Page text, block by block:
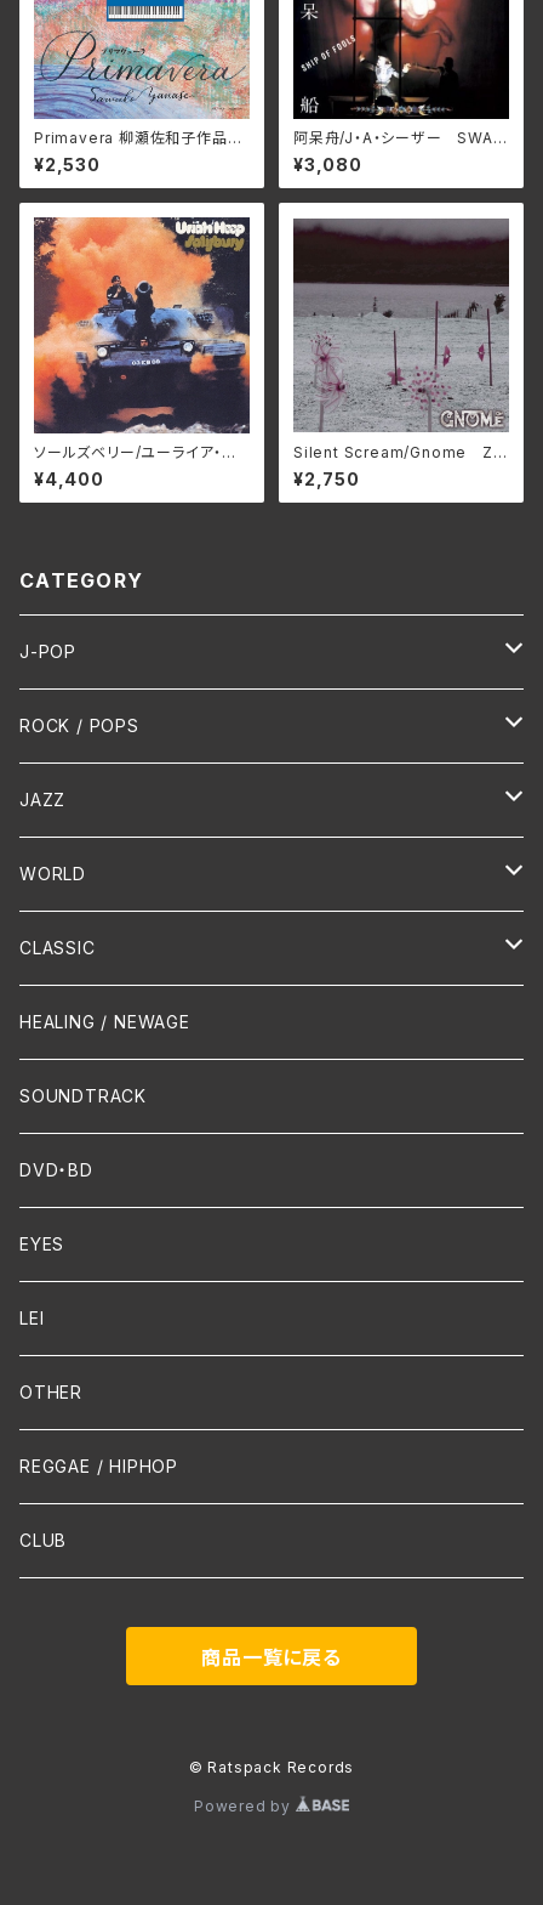
Primavera 柳瀬佐和子作品集/
ユーオーディア・アンサンブル、
蜷川いづみ、工藤美穂、Duo FR
IEDEN MCDN-1171(仕様:C
¥2,530
阿呆舟/J・A・シーザー SWAX
-89D(仕様:CD)
¥3,080
ソールズベリー/ユーライア・ヒ
ープ BELLE-264327_8（仕
様:2SHM-CD）
¥4,400
Silent Scream/Gnome ZD
R-012(仕様:CD)
¥2,750
CATEGORY
J-POP
HR/HM
演歌 / 歌謡曲
PUNK/HARDCORE
Hip-Hop/Dancehall Reggae
ROCK / POPS
Oldies
HR/HM
JAZZ
Vocal
Piano
Crossover / Fusion
Dixie / New Orleans
FUNK
WORLD
HAWAIIAN
Chanson
CLASSIC
Piano
Flute
Violin
Cello
Guitar / Ukulele
Mandolin
声楽
吹奏楽
Contemporary / Avangarde
HEALING / NEWAGE
SOUNDTRACK
DVD・BD
EYES
LEI
OTHER
REGGAE / HIPHOP
CLUB
商品一覧に戻る
© Ratspack Records
Powered by